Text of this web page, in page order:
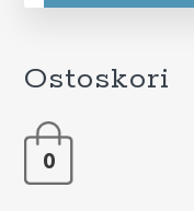
Ostoskori
0